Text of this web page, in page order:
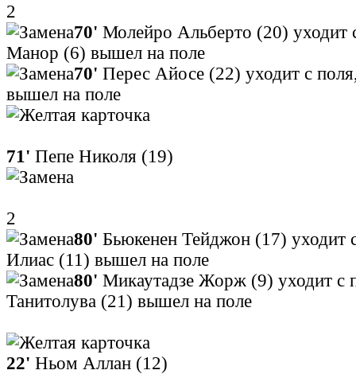
2
70' Молейро Альберто (20) уходит
Манор (6) вышел на поле
70' Перес Айосе (22) уходит с
вышел на поле
71' Пепе Николя (19)
2
80' Бьюкенен Тейджон (17) уходит
Илиас (11) вышел на поле
80' Микаутадзе Жорж (9) уходит с
Танитолува (21) вышел на поле
22' Ньом Аллан (12)